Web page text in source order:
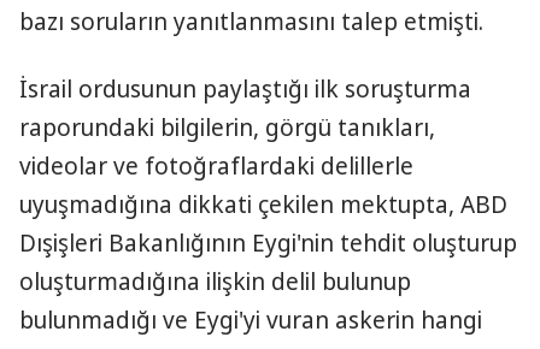
bazı soruların yanıtlanmasını talep etmişti.
İsrail ordusunun paylaştığı ilk soruşturma
raporundaki bilgilerin, görgü tanıkları,
videolar ve fotoğraflardaki delillerle
uyuşmadığına dikkati çekilen mektupta, ABD
Dışişleri Bakanlığının Eygi'nin tehdit oluşturup
oluşturmadığına ilişkin delil bulunup
bulunmadığı ve Eygi'yi vuran askerin hangi